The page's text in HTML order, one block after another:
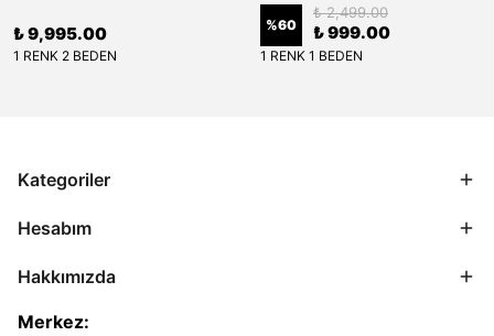
₺ 9,995.00
1 RENK 2 BEDEN
%60
₺ 2,499.00
₺ 999.00
1 RENK 1 BEDEN
Kategoriler
Hesabım
Hakkımızda
Merkez: